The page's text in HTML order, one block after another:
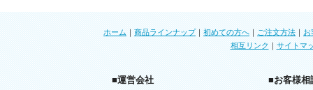
ホーム ｜ 商品ラインナップ｜ 初めての方へ ｜ ご注文方法 ｜ お
相互リンク ｜ サイトマ
■運営会社 ■お客様相